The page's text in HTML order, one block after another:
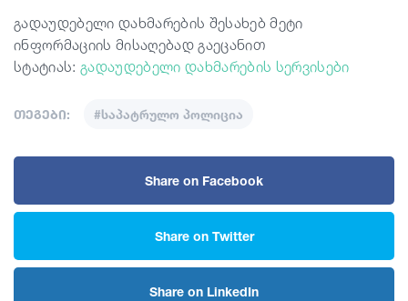
გადაუდებელი დახმარების შესახებ მეტი
ინფორმაციის მისაღებად გაეცანით
სტატიას: გადაუდებელი დახმარების სერვისები
თეგები: #საპატრულო პოლიცია
Share on Facebook
Share on Twitter
Share on LinkedIn